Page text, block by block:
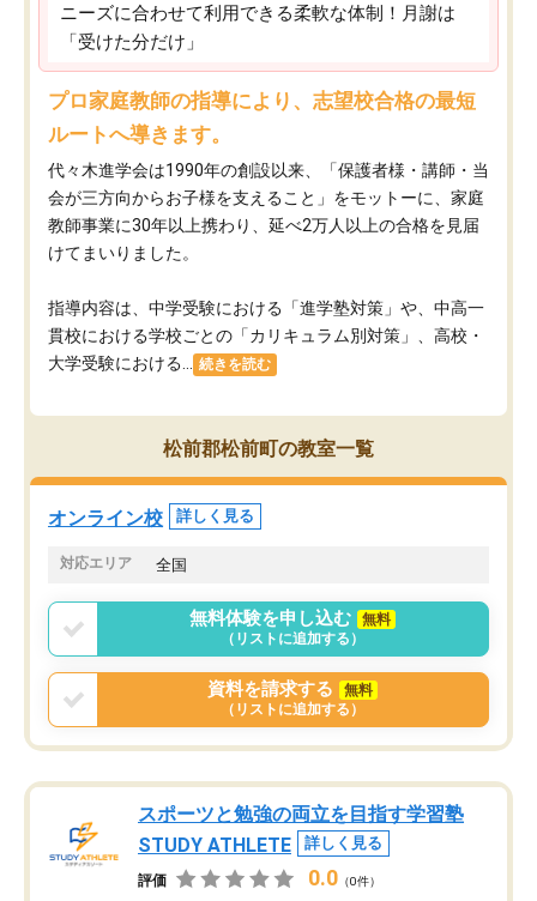
ニーズに合わせて利用できる柔軟な体制！月謝は
「受けた分だけ」
プロ家庭教師の指導により、志望校合格の最短
ルートへ導きます。
代々木進学会は1990年の創設以来、「保護者様・講師・当
会が三方向からお子様を支えること」をモットーに、家庭
教師事業に30年以上携わり、延べ2万人以上の合格を見届
けてまいりました。
指導内容は、中学受験における「進学塾対策」や、中高一
貫校における学校ごとの「カリキュラム別対策」、高校・
大学受験における...
続きを読む
松前郡松前町の教室一覧
オンライン校 詳しく見る
対応エリア 全国
無料体験を申し込む
無料
（リストに追加する）
資料を請求する
無料
（リストに追加する）
スポーツと勉強の両立を目指す学習塾
STUDY ATHLETE
詳しく見る
評価 0.0 （0件）